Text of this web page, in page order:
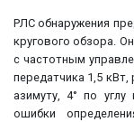
РЛС обнаружения
кругового обзора.
с частотным
передатчика 1,5
азимуту, 4° по
ошибки